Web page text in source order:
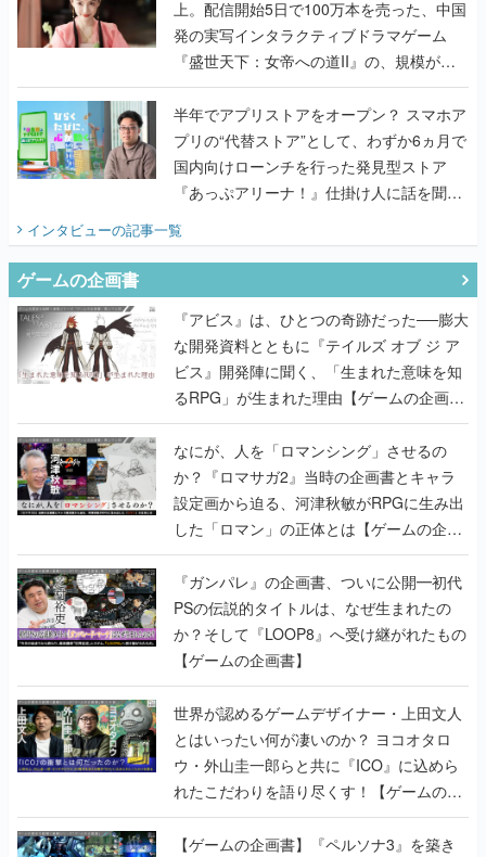
上。配信開始5日で100万本を売った、中国
発の実写インタラクティブドラマゲーム
『盛世天下：女帝への道II』の、規模が違
うこだわりをプロデューサーに聞いた
半年でアプリストアをオープン？ スマホア
プリの“代替ストア”として、わずか6ヵ月で
国内向けローンチを行った発見型ストア
『あっぷアリーナ！』仕掛け人に話を聞い
てみた
インタビューの記事一覧
ゲームの企画書
『アビス』は、ひとつの奇跡だった──膨大
な開発資料とともに『テイルズ オブ ジ ア
ビス』開発陣に聞く、「生まれた意味を知
るRPG」が生まれた理由【ゲームの企画
書】
なにが、人を「ロマンシング」させるの
か？『ロマサガ2』当時の企画書とキャラ
設定画から迫る、河津秋敏がRPGに生み出
した「ロマン」の正体とは【ゲームの企画
書】
『ガンパレ』の企画書、ついに公開━初代
PSの伝説的タイトルは、なぜ生まれたの
か？そして『LOOP8』へ受け継がれたもの
【ゲームの企画書】
世界が認めるゲームデザイナー・上田文人
とはいったい何が凄いのか？ ヨコオタロ
ウ・外山圭一郎らと共に『ICO』に込めら
れたこだわりを語り尽くす！【ゲームの企
画書】
【ゲームの企画書】『ペルソナ3』を築き